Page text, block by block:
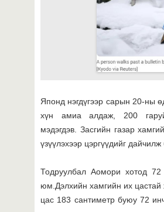
Японд нэгдүгээр сарын 20-ны
хүн амиа алдаж, 200
мэдэгдэв. Засгийн газар
үзүүлэхээр цэргүүдийг
Тодруулбал Аомори хотод
юм.Дэлхийн хамгийн их цастай
цас 183 сантиметр буюу 72